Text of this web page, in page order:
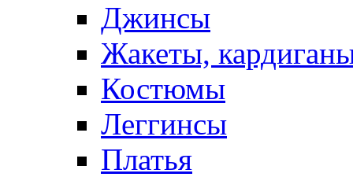
Джинсы
Жакеты,
Костюмы
Леггинсы
Платья